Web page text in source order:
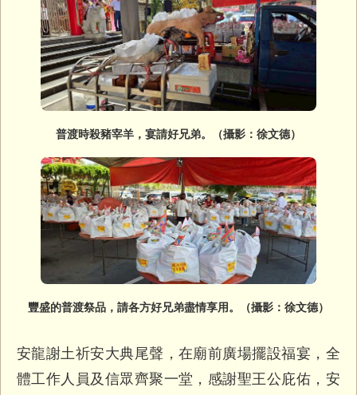
普渡時殺豬宰羊，宴請好兄弟。（攝影：徐文德）
豐盛的普渡祭品，請各方好兄弟盡情享用。（攝影：徐文德）
安龍謝土祈安大典尾聲，在廟前廣場擺設福宴， 全
體工作人員及信眾齊聚一堂，感謝聖王公庇佑， 安